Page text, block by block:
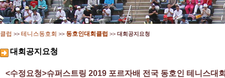
클럽 >> 테니스동호회 >> 동호인대회클럽 >> 대회공지요청
대회공지요청
<수정요청>슈퍼스트링 2019 포르자배 전국 동호인 테니스대회